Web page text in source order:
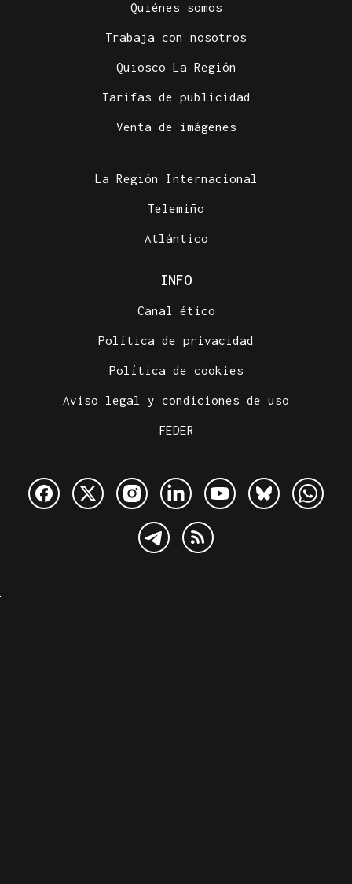
Quiénes somos
Trabaja con nosotros
Quiosco La Región
Tarifas de publicidad
Venta de imágenes
La Región Internacional
Telemiño
Atlántico
INFO
Canal ético
Política de privacidad
Política de cookies
Aviso legal y condiciones de uso
FEDER